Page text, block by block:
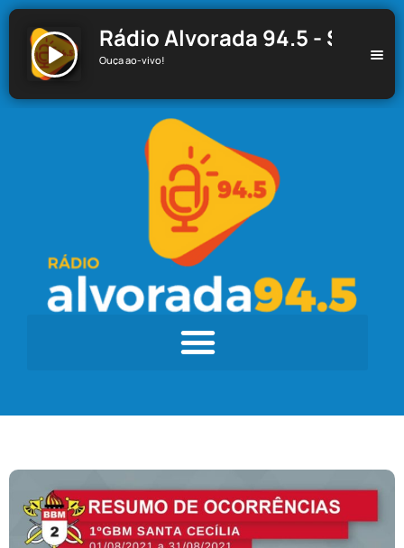
Rádio Alvorada 94.5 - Santa
Ouça ao-vivo!